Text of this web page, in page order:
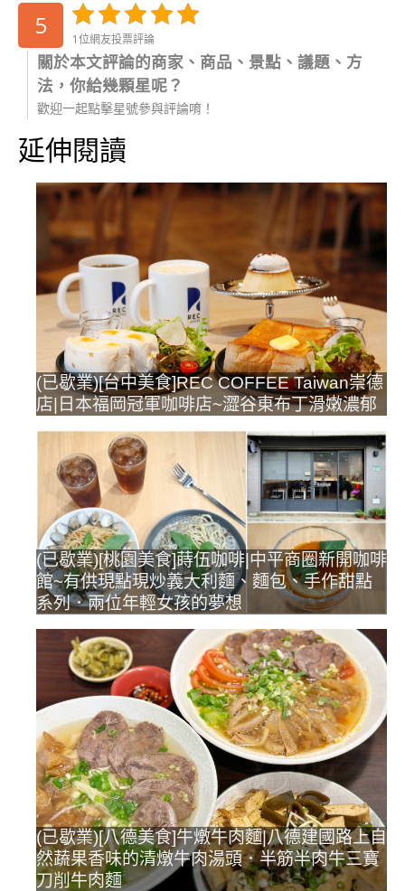
5 1位網友投票評論
關於本文評論的商家、商品、景點、議題、方
法，你給幾顆星呢？
歡迎一起點擊星號參與評論唷！
延伸閱讀
(已歇業)[台中美食]REC COFFEE Taiwan崇德
店|日本福岡冠軍咖啡店~澀谷東布丁滑嫩濃郁
(已歇業)[桃園美食]蒔伍咖啡|中平商圈新開咖啡
館~有供現點現炒義大利麵、麵包、手作甜點
系列．兩位年輕女孩的夢想
(已歇業)[八德美食]牛燉牛肉麵|八德建國路上自
然蔬果香味的清燉牛肉湯頭．半筋半肉牛三寶
刀削牛肉麵